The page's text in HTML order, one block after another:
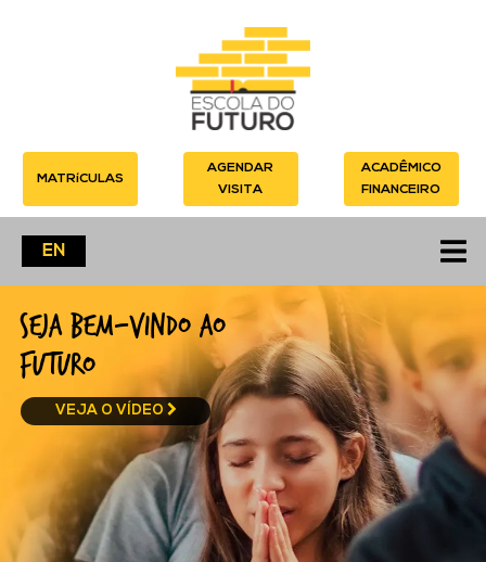
MATRíCULAS
AGENDAR
VISITA
CLIQUE AQUI
ACADÊMICO
FINANCEIRO
EN
Seja bem-vindo ao
Futuro
VEJA O VÍDEO